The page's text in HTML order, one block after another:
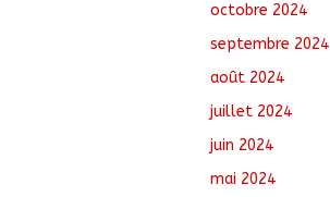
octobre 2024
septembre 2024
août 2024
juillet 2024
juin 2024
mai 2024